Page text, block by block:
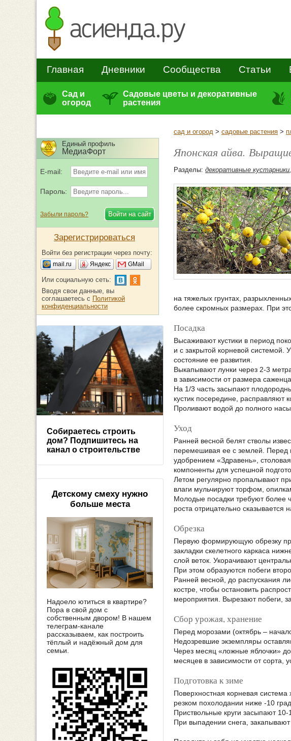
Главная Дневники Сообщества Статьи
Сад и
огород
Садовые цветы и декоративные
растения
сад и огород > садовые растения >
Японская айва.
Разделы: декоративные кустарники,
на тяжелых грунтах,
более скромных размерах. При
Посадка
Высаживают кустики в период
и с закрытой корневой системой.
состояние ее развития.
Выкапывают лунки через 2-3
в зависимости от размера
На 1/3 часть засыпают
кустик посередине, расправляют
Проливают водой до полного
Уход
Ранней весной белят стволы
перемешивая ее с землей. Перед
удобрением «Здравень»,
компоненты для успешной
Летом регулярно пропалывают
влаги мульчируют торфом,
Молодые посадки требуют более
роста отрицательно сказывается
Обрезка
Первую формирующую обрезку
закладки скелетного каркаса
слой веток. Укорачивают
При этом образуются побеги
Ранней весной, до распускания
костре, чтобы остановить
мероприятия. Вырезают побеги,
Сбор урожая, хранение
Перед морозами (октябрь –
Недозревшие экземпляры
Через месяц «ложные яблочки»
месяцев в зависимости от сорта,
Подготовка к зиме
Поверхностная корневая система
резком похолодании ниже -10
Приствольные круги засыпают
При выпадении снега,
Единый профиль
МедиаФорт
E-mail:
Пароль:
Забыли пароль?
Зарегистрироваться
Войти без регистрации через почту:
mail.ru Яндекс GMail
Или социальную сеть:
Вводя свои данные, вы
соглашаетесь с Политикой
конфиденциальности
Собираетесь строить
дом? Подпишитесь на
канал о строительстве
Детскому смеху нужно
больше места
Надоело ютиться в квартире?
Пора в свой дом с
собственным двором! В нашем
телеграм-канале
рассказываем, как построить
тёплый и надёжный дом для
семьи.